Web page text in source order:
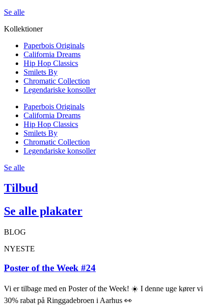
Se alle
Kollektioner
Paperbois Originals
California Dreams
Hip Hop Classics
Smilets By
Chromatic Collection
Legendariske konsoller
Paperbois Originals
California Dreams
Hip Hop Classics
Smilets By
Chromatic Collection
Legendariske konsoller
Se alle
Tilbud
Se alle plakater
BLOG
NYESTE
Poster of the Week #24
Vi er tilbage med en Poster of the Week! ☀️ I denne uge kører vi
30% rabat på Ringgadebroen i Aarhus 👀